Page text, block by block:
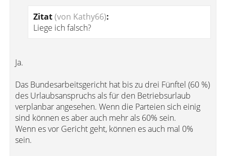
Zitat(von Kathy66):
Liege ich falsch?
Ja.
Das Bundesarbeitsgericht hat bis zu drei Fünftel (60 %)
des Urlaubsanspruchs als für den Betriebsurlaub
verplanbar angesehen. Wenn die Parteien sich einig
sind können es aber auch mehr als 60% sein.
Wenn es vor Gericht geht, können es auch mal 0%
sein.